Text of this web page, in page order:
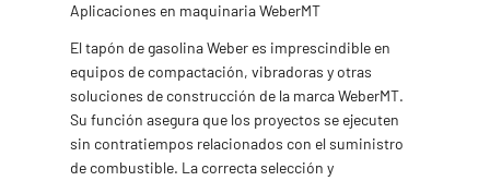
Aplicaciones en maquinaria WeberMT
El tapón de gasolina Weber es imprescindible en
equipos de compactación, vibradoras y otras
soluciones de construcción de la marca WeberMT.
Su función asegura que los proyectos se ejecuten
sin contratiempos relacionados con el suministro
de combustible. La correcta selección y